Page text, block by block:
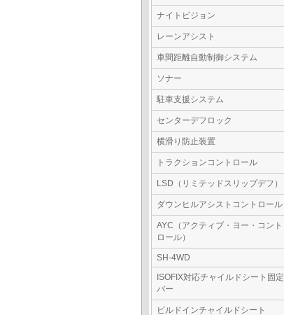
ナイトビジョン
レーンアシスト
車間距離自動制御システム
ソナー
駐車支援システム
センターデフロック
横滑り防止装置
トラクションコントロール
LSD（リミテッドスリップデフ）
ダウンヒルアシストコントロール
AYC（アクティブ・ヨー・コント
ロール）
SH-4WD
ISOFIX対応チャイルドシート固定
バー
ビルドインチャイルドシート